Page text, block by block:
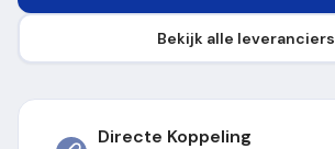
Bekijk alle leveranciers
Directe Koppeling